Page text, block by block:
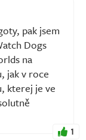
pak jsem
Dogs
na
jak v roce
kterej je ve
1